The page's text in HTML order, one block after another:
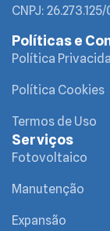
CNPJ:
Políticas e
Política
Política Cookies
Termos de Uso
Serviços
Fotovoltaico
Manutenção
Expansão